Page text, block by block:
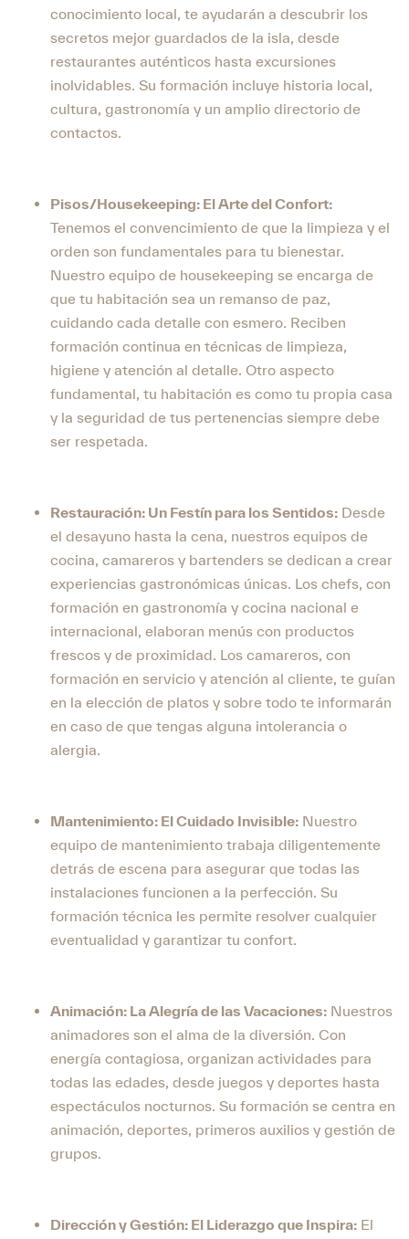
conocimiento local, te ayudarán a descubrir los
secretos mejor guardados de la isla, desde
restaurantes auténticos hasta excursiones
inolvidables. Su formación incluye historia local,
cultura, gastronomía y un amplio directorio de
contactos.
Pisos/Housekeeping: El Arte del Confort:
Tenemos el convencimiento de que la limpieza y el
orden son fundamentales para tu bienestar.
Nuestro equipo de housekeeping se encarga de
que tu habitación sea un remanso de paz,
cuidando cada detalle con esmero. Reciben
formación continua en técnicas de limpieza,
higiene y atención al detalle. Otro aspecto
fundamental, tu habitación es como tu propia casa
y la seguridad de tus pertenencias siempre debe
ser respetada.
Restauración: Un Festín para los Sentidos: Desde
el desayuno hasta la cena, nuestros equipos de
cocina, camareros y bartenders se dedican a crear
experiencias gastronómicas únicas. Los chefs, con
formación en gastronomía y cocina nacional e
internacional, elaboran menús con productos
frescos y de proximidad. Los camareros, con
formación en servicio y atención al cliente, te guían
en la elección de platos y sobre todo te informarán
en caso de que tengas alguna intolerancia o
alergia.
Mantenimiento: El Cuidado Invisible: Nuestro
equipo de mantenimiento trabaja diligentemente
detrás de escena para asegurar que todas las
instalaciones funcionen a la perfección. Su
formación técnica les permite resolver cualquier
eventualidad y garantizar tu confort.
Animación: La Alegría de las Vacaciones: Nuestros
animadores son el alma de la diversión. Con
energía contagiosa, organizan actividades para
todas las edades, desde juegos y deportes hasta
espectáculos nocturnos. Su formación se centra en
animación, deportes, primeros auxilios y gestión de
grupos.
Dirección y Gestión: El Liderazgo que Inspira: El